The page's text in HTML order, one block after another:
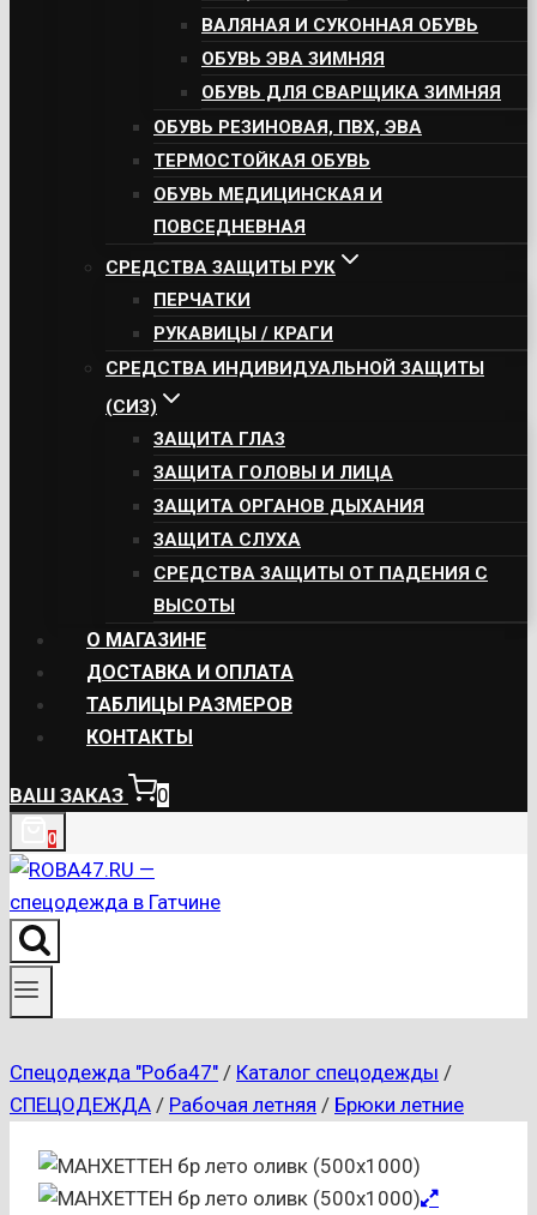
ВАЛЯНАЯ И СУКОННАЯ ОБУВЬ
ОБУВЬ ЭВА ЗИМНЯЯ
ОБУВЬ ДЛЯ СВАРЩИКА ЗИМНЯЯ
ОБУВЬ РЕЗИНОВАЯ, ПВХ, ЭВА
ТЕРМОСТОЙКАЯ ОБУВЬ
ОБУВЬ МЕДИЦИНСКАЯ И
ПОВСЕДНЕВНАЯ
СРЕДСТВА ЗАЩИТЫ РУК
ПЕРЧАТКИ
РУКАВИЦЫ / КРАГИ
СРЕДСТВА ИНДИВИДУАЛЬНОЙ ЗАЩИТЫ
(СИЗ)
ЗАЩИТА ГЛАЗ
ЗАЩИТА ГОЛОВЫ И ЛИЦА
ЗАЩИТА ОРГАНОВ ДЫХАНИЯ
ЗАЩИТА СЛУХА
СРЕДСТВА ЗАЩИТЫ ОТ ПАДЕНИЯ С
ВЫСОТЫ
О МАГАЗИНЕ
ДОСТАВКА И ОПЛАТА
ТАБЛИЦЫ РАЗМЕРОВ
КОНТАКТЫ
ВАШ ЗАКАЗ 0
0
Спецодежда "Роба47" / Каталог спецодежды /
СПЕЦОДЕЖДА / Рабочая летняя / Брюки летние